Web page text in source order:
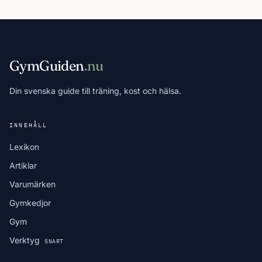
GymGuiden.nu
Din svenska guide till träning, kost och hälsa.
INNEHÅLL
Lexikon
Artiklar
Varumärken
Gymkedjor
Gym
Verktyg
SNART